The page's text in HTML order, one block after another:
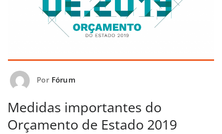
Por Fórum
Medidas importantes do
Orçamento de Estado 2019